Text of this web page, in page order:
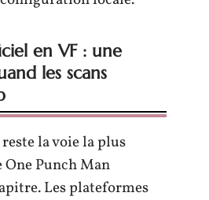
en VF : une
les scans
la voie la plus
Punch Man
Les plateformes